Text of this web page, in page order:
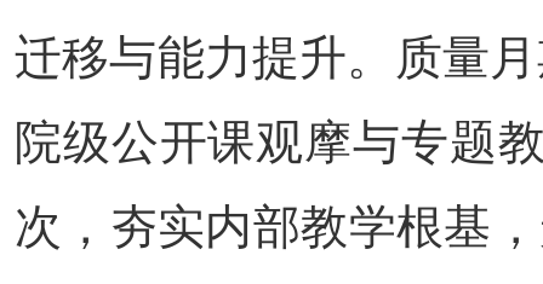
迁移与能力提升。质量
院级公开课观摩与专题
次，夯实内部教学根基